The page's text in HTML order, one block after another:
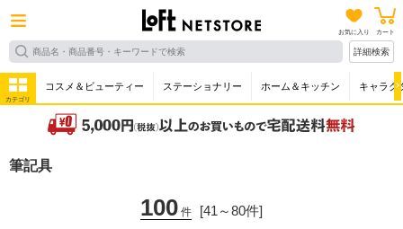
お気に入り カート
詳細検索
カテゴリ
コスメ＆ビューティー ステーショナリー ホーム＆キッチン キャラク
筆記具
100 件 [41～80件]